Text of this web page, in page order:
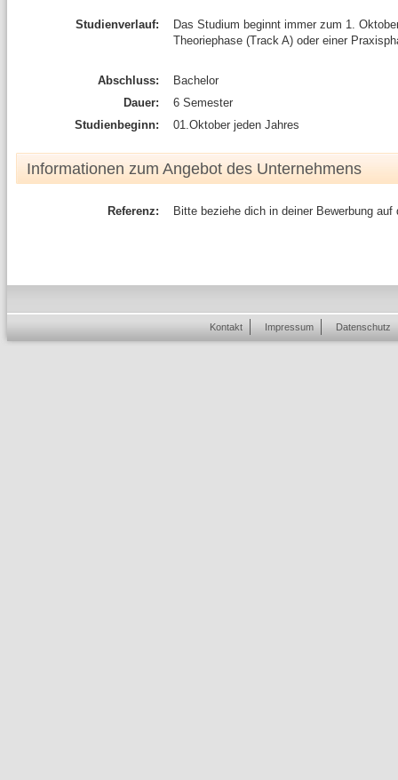
Studienverlauf:
Das Studium beginnt immer zum 1.
Theoriephase (Track A) oder einer
Abschluss:
Bachelor
Dauer:
6 Semester
Studienbeginn:
01.Oktober jeden Jahres
Informationen zum Angebot des Unternehmens
Referenz: Bitte beziehe dich in deiner Bewerbung auf
Kontakt Impressum Datenschutz